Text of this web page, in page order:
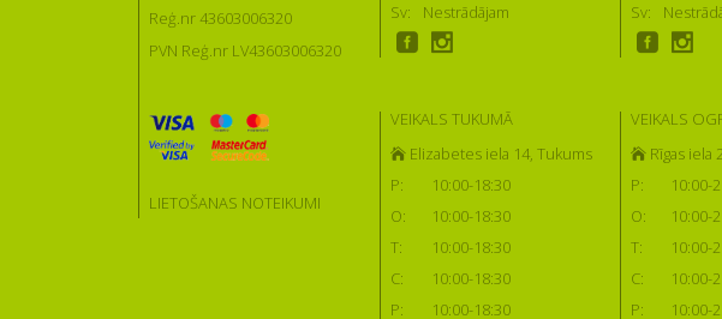
Reģ.nr 43603006320
PVN Reģ.nr LV43603006320
LIETOŠANAS NOTEIKUMI
Sv:
Nestrādājam
Sv:
VEIKALS TUKUMĀ
Elizabetes iela 14, Tukums
P:
10:00-18:30
O:
10:00-18:30
T:
10:00-18:30
C:
10:00-18:30
P:
10:00-18:30
VEIKALS
Rīgas iela
P:
10:00-
O:
10:00-
T:
10:00-
C:
10:00-
P:
10:00-